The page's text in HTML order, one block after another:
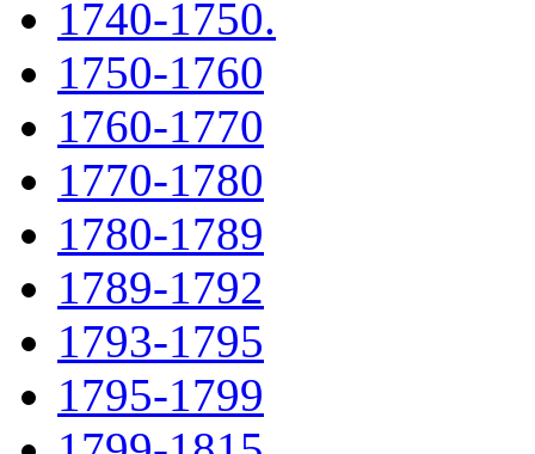
1740-1750.
1750-1760
1760-1770
1770-1780
1780-1789
1789-1792
1793-1795
1795-1799